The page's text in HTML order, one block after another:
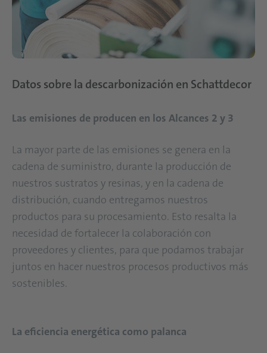
Datos sobre la descarbonización en Schattdecor
Las emisiones de producen en los Alcances 2 y 3
La mayor parte de las emisiones se genera en la
cadena de suministro, durante la producción de
nuestros sustratos y resinas, y en la cadena de
distribución, cuando entregamos nuestros
productos para su procesamiento. Esto resalta la
necesidad de fortalecer la colaboración con
proveedores y clientes, para que podamos trabajar
juntos en hacer nuestros procesos productivos más
sostenibles.
La eficiencia energética como palanca